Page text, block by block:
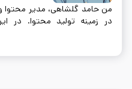
در زمینه تولید محتوا. در
واقعاً به سوالات و نیازهای
یک شغل نیست؛ بلکه راهی‌ست